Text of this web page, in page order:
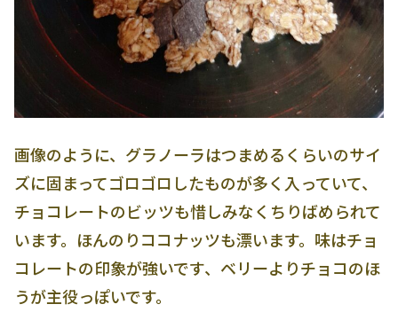
画像のように、グラノーラはつまめるくらいのサイ
ズに固まってゴロゴロしたものが多く入っていて、
チョコレートのビッツも惜しみなくちりばめられて
います。ほんのりココナッツも漂います。味はチョ
コレートの印象が強いです、ベリーよりチョコのほ
うが主役っぽいです。